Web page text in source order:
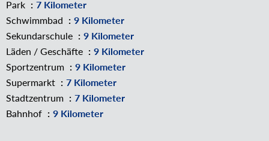
Park
7 Kilometer
Schwimmbad
9 Kilometer
Sekundarschule
9 Kilometer
Läden / Geschäfte
9 Kilometer
Sportzentrum
9 Kilometer
Supermarkt
7 Kilometer
Stadtzentrum
7 Kilometer
Bahnhof
9 Kilometer